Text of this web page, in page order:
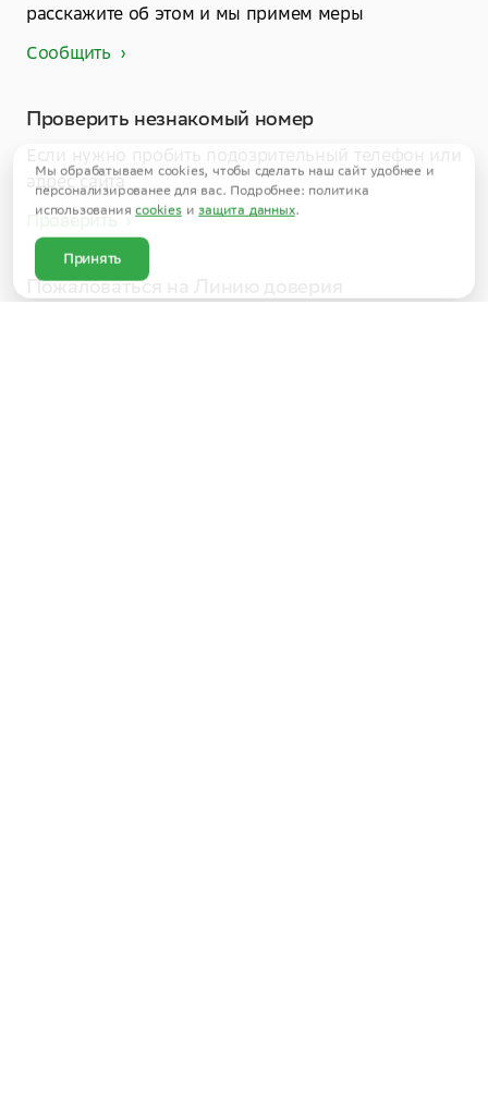
расскажите об этом и мы примем меры
Сообщить
Проверить незнакомый номер
адрес сайта
Проверить
Пожаловаться на Линию доверия
персонализированее для вас. Подробнее: политика
использованияcookiesи защита данных.